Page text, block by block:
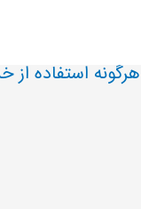
استفاده از